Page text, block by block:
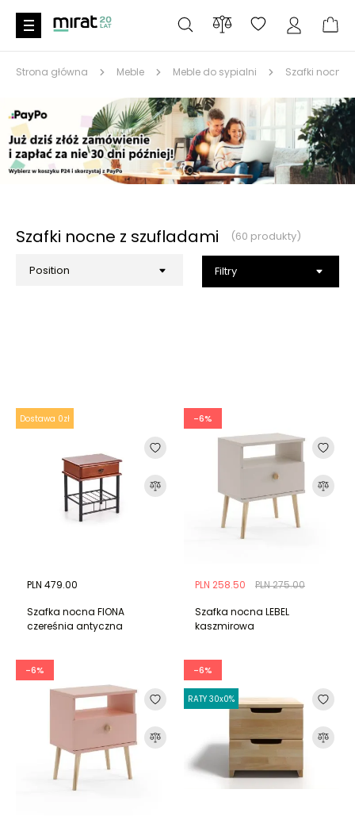
Strona główna Meble Meble do sypialni Szafki nocne
Szafki nocne z szufladami (60 produkty)
Filtry
Dostawa 0zł
PLN 479.00
Szafka nocna FIONA
czereśnia antyczna
-6%
PLN 275.00
PLN 258.50
Szafka nocna LEBEL
kaszmirowa
-6% -6%
RATY 30x0%